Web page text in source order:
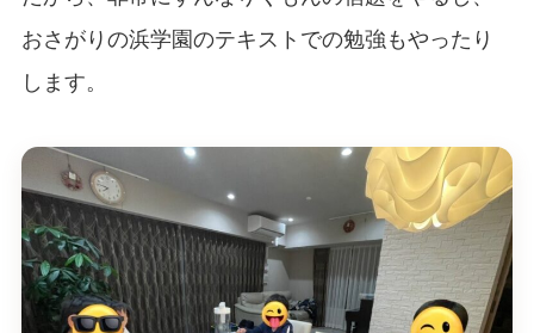
おさがりの浜学園のテキストでの勉強もやったり
します。